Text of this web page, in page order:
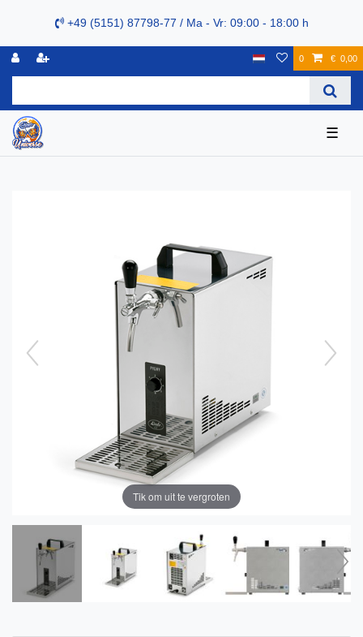
+49 (5151) 87798-77 / Ma - Vr: 09:00 - 18:00 h
0 € 0,00
☰
Tik om uit te vergroten